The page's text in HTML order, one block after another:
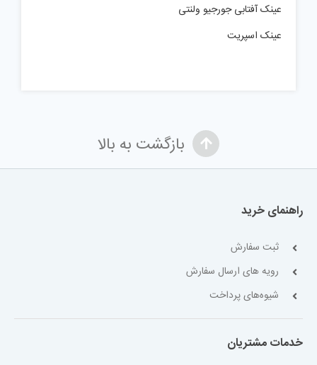
عینک آفتابی جورجیو ولنتی
عینک اسپریت
بازگشت به بالا
راهنمای خرید
ثبت سفارش
رویه های ارسال سفارش
شیوه‌های پرداخت
خدمات مشتریان